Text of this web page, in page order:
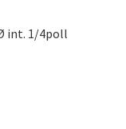
int. 1/4poll